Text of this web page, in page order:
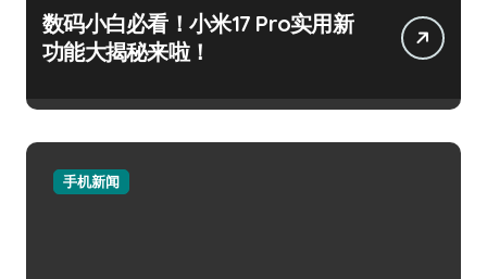
数码小白必看！小米17 Pro实用新
功能大揭秘来啦！
手机新闻